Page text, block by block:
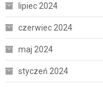
lipiec 2024
czerwiec 2024
maj 2024
styczeń 2024